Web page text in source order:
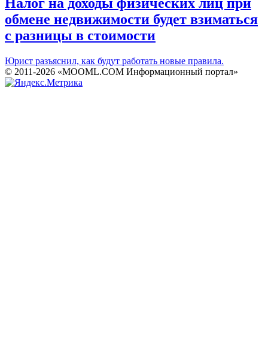
обмене недвижимости будет взиматься
с разницы в стоимости
Юрист разъяснил, как будут работать новые правила.
© 2011-2026 «MOOML.COM Информационный портал»